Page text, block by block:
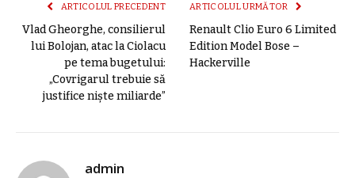
ARTICOLUL PRECEDENT
Vlad Gheorghe, consilierul
lui Bolojan, atac la Ciolacu
pe tema bugetului:
„Covrigarul trebuie să
justifice niște miliarde”
ARTICOLUL URMĂTOR
Renault Clio Euro 6 Limited
Edition Model Bose –
Hackerville
admin